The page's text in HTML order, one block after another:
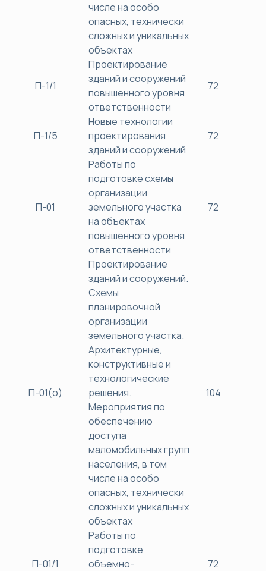
числе на особо
опасных, технически
сложных и уникальных
объектах
П-1/1
Проектирование
зданий и сооружений
повышенного уровня
ответственности
72
П-1/5
Новые технологии
проектирования
зданий и сооружений
72
П-01
Работы по
подготовке схемы
организации
земельного участка
на объектах
повышенного уровня
ответственности
72
П-01(о)
Проектирование
зданий и сооружений.
Схемы
планировочной
организации
земельного участка.
Архитектурные,
конструктивные и
технологические
решения.
Мероприятия по
обеспечению
доступа
маломобильных групп
населения, в том
числе на особо
опасных, технически
сложных и уникальных
объектах
104
П-01/1
Работы по
подготовке
объемно-
72